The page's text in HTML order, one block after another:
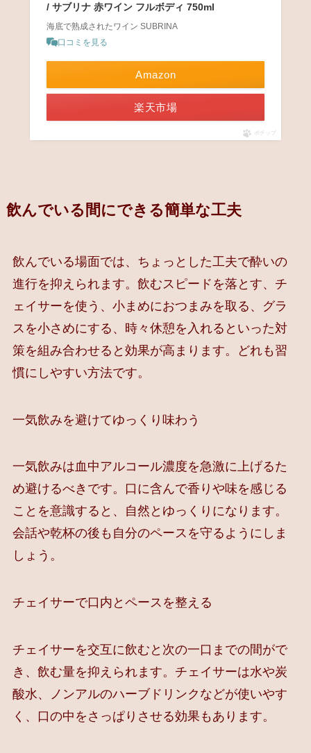
/ サブリナ 赤ワイン フルボディ 750ml
海底で熟成されたワイン SUBRINA
口コミを見る
Amazon
楽天市場
ポチップ
飲んでいる間にできる簡単な工夫
飲んでいる場面では、ちょっとした工夫で酔いの
進行を抑えられます。飲むスピードを落とす、チ
ェイサーを使う、小まめにおつまみを取る、グラ
スを小さめにする、時々休憩を入れるといった対
策を組み合わせると効果が高まります。どれも習
慣にしやすい方法です。
一気飲みを避けてゆっくり味わう
一気飲みは血中アルコール濃度を急激に上げるた
め避けるべきです。口に含んで香りや味を感じる
ことを意識すると、自然とゆっくりになります。
会話や乾杯の後も自分のペースを守るようにしま
しょう。
チェイサーで口内とペースを整える
チェイサーを交互に飲むと次の一口までの間がで
き、飲む量を抑えられます。チェイサーは水や炭
酸水、ノンアルのハーブドリンクなどが使いやす
く、口の中をさっぱりさせる効果もあります。